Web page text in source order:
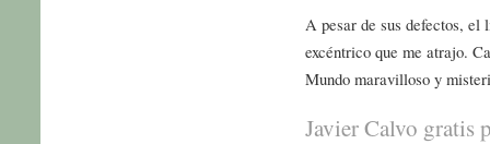
A pesar de sus defectos,
excéntrico que me atrajo.
Mundo maravilloso y
Javier Calvo gratis